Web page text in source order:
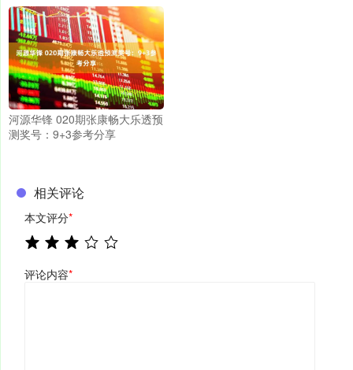
河源华锋 020期张康畅大乐透预
测奖号：9+3参考分享
相关评论
本文评分*
评论内容*